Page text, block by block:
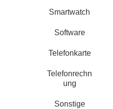
Smartwatch
Software
Telefonkarte
Telefonrechn
ung
Sonstige